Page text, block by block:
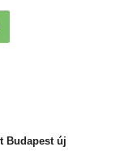
Budapest új